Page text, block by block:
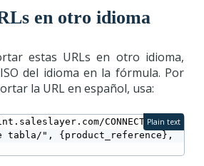
en otro idioma
estas URLs en otro idioma,
del idioma en la fórmula. Por
la URL en español, usa:
CONNECTOR_CO
tabla/", {product_reference},
Plain text